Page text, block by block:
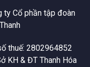
ty Cổ phần tập đoàn
thuế: 2802964852
KH & ĐT Thanh Hóa